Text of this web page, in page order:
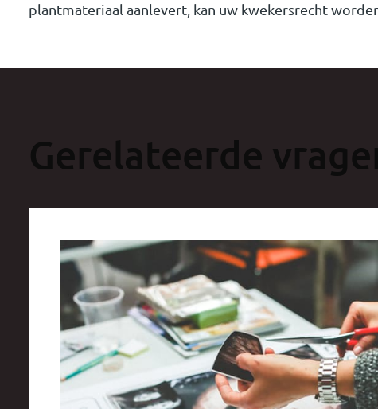
plantmateriaal aanlevert, kan uw kwekersrecht
Gerelateerde